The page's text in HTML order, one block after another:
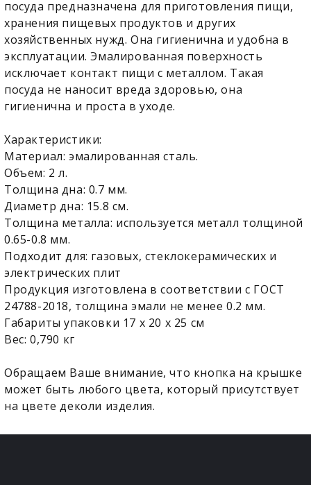
посуда предназначена для приготовления пищи,
хранения пищевых продуктов и других
хозяйственных нужд. Она гигиенична и удобна в
эксплуатации. Эмалированная поверхность
исключает контакт пищи с металлом. Такая
посуда не наносит вреда здоровью, она
гигиенична и проста в уходе.
Характеристики:
Материал: эмалированная сталь.
Объем: 2 л.
Толщина дна: 0.7 мм.
Диаметр дна: 15.8 см.
Толщина металла: используется металл толщиной
0.65-0.8 мм.
Подходит для: газовых, стеклокерамических и
электрических плит
Продукция изготовлена в соответствии с ГОСТ
24788-2018, толщина эмали не менее 0.2 мм.
Габариты упаковки 17 x 20 x 25 см
Вес: 0,790 кг
Обращаем Ваше внимание, что кнопка на крышке
может быть любого цвета, который присутствует
на цвете деколи изделия.